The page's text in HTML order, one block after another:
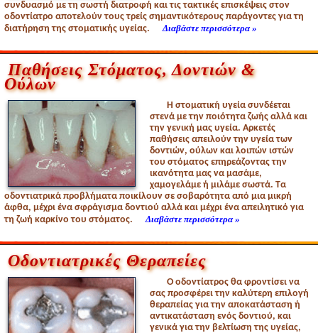
συνδυασμό με τη σωστή διατροφή και τις τακτικές επισκέψεις στον
οδοντίατρο αποτελούν τους τρείς σημαντικότερους παράγοντες για τη
διατήρηση της στοματικής υγείας.
Διαβάστε περισσότερα »
Παθήσεις Στόματος, Δοντιών &
Ούλων
Η στοματική υγεία συνδέεται
στενά με την ποιότητα ζωής αλλά και
την γενική μας υγεία. Αρκετές
παθήσεις απειλούν την υγεία των
δοντιών, ούλων και λοιπών ιστών
του στόματος επηρεάζοντας την
ικανότητα μας να μασάμε,
χαμογελάμε ή μιλάμε σωστά. Τα
οδοντιατρικά προβλήματα ποικίλουν σε σοβαρότητα από μια μικρή
άφθα, μέχρι ένα σφράγισμα δοντιού αλλά και μέχρι ένα απειλητικό για
τη ζωή καρκίνο του στόματος.
Διαβάστε περισσότερα »
Οδοντιατρικές Θεραπείες
Ο οδοντίατρος θα φροντίσει να
σας προσφέρει την καλύτερη επιλογή
θεραπείας για την αποκατάσταση ή
αντικατάσταση ενός δοντιού, και
γενικά για την βελτίωση της υγείας,